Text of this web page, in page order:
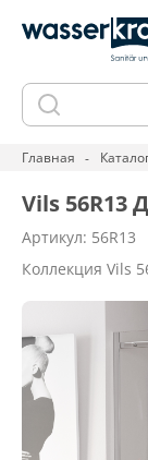
Главная
Vils 56R13
Артикул: 56R13
Коллекция Vils